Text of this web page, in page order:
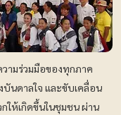
วามร่วมมือของทุกภาค
บันดาลใจ และขับเคลื่อน
ให้เกิดขึ้นในชุมชน ผ่าน